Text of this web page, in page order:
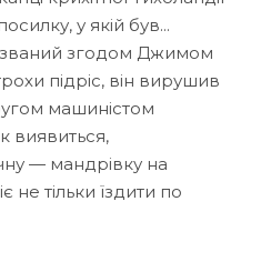
у якій був...
згодом Джимом
підріс, він вирушив
машиніс­том
виявиться,
— мандрівку на
не тільки їздити по